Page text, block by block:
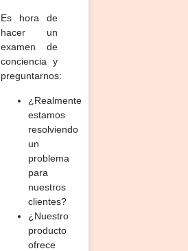
Es hora de
hacer un
examen de
conciencia y
preguntarnos:
¿Realmente
estamos
resolviendo
un
problema
para
nuestros
clientes?
¿Nuestro
producto
ofrece